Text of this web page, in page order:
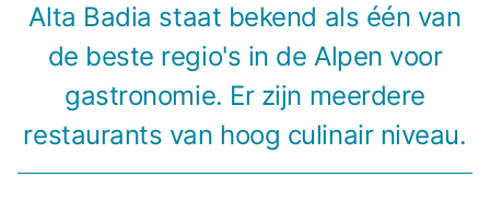
Alta Badia staat bekend als één van
de beste regio's in de Alpen voor
gastronomie. Er zijn meerdere
restaurants van hoog culinair niveau.